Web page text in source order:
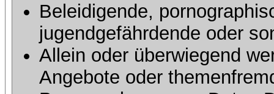
Beleidigende,
jugendgefährdende oder
Allein oder überwiegend
Angebote oder